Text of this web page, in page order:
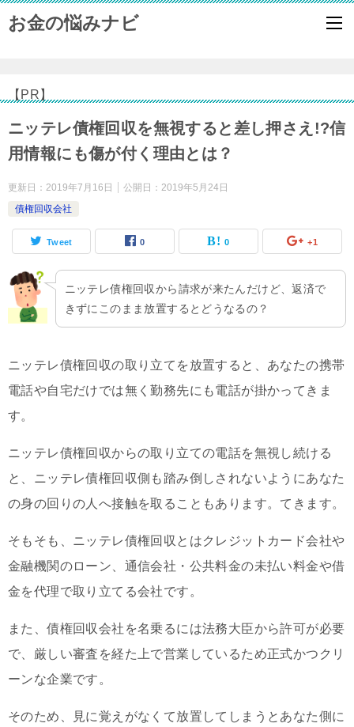
お金の悩みナビ
【PR】
ニッテレ債権回収を無視すると差し押さえ!?信
用情報にも傷が付く理由とは？
更新日： 2019年7月16日 公開日： 2019年5月24日
債権回収会社
Tweet 0 0 +1
ニッテレ債権回収から請求が来たんだけど、返済で
きずにこのまま放置するとどうなるの？
ニッテレ債権回収の取り立てを放置すると、あなたの携帯
電話や自宅だけでは無く勤務先にも電話が掛かってきま
す。
ニッテレ債権回収からの取り立ての電話を無視し続ける
と、ニッテレ債権回収側も踏み倒しされないようにあなた
の身の回りの人へ接触を取ることもあります。てきます。
そもそも、ニッテレ債権回収とはクレジットカード会社や
金融機関のローン、通信会社・公共料金の未払い料金や借
金を代理で取り立てる会社です。
また、債権回収会社を名乗るには法務大臣から許可が必要
で、厳しい審査を経た上で営業しているため正式かつクリ
ーンな企業です。
そのため、見に覚えがなくて放置してしまうとあなた側に